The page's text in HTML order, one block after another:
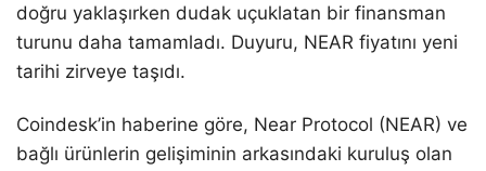
doğru yaklaşırken dudak uçuklatan bir finansman
turunu daha tamamladı. Duyuru, NEAR fiyatını yeni
tarihi zirveye taşıdı.
Coindesk’in haberine göre, Near Protocol (NEAR) ve
bağlı ürünlerin gelişiminin arkasındaki kuruluş olan